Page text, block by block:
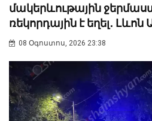
մակերևութային
ռեկորդային է եղել․ Լևոն
08 Օգոստոս, 2026 23:38